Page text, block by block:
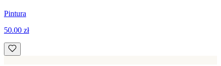
Pintura
50.00 zł